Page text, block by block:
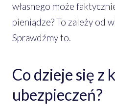
własnego może
pieniądze? To zależy od
Sprawdźmy to.
Co dzieje się z
ubezpieczeń?